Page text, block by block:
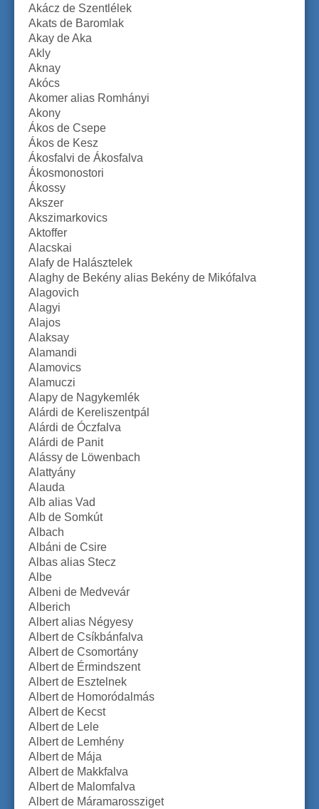
Akácz de Szentlélek
Akats de Baromlak
Akay de Aka
Akly
Aknay
Akócs
Akomer alias Romhányi
Akony
Ákos de Csepe
Ákos de Kesz
Ákosfalvi de Ákosfalva
Ákosmonostori
Ákossy
Akszer
Akszimarkovics
Aktoffer
Alacskai
Alafy de Halásztelek
Alaghy de Bekény alias Bekény de Mikófalva
Alagovich
Alagyi
Alajos
Alaksay
Alamandi
Alamovics
Alamuczi
Alapy de Nagykemlék
Alárdi de Kereliszentpál
Alárdi de Óczfalva
Alárdi de Panit
Alássy de Löwenbach
Alattyány
Alauda
Alb alias Vad
Alb de Somkút
Albach
Albáni de Csire
Albas alias Stecz
Albe
Albeni de Medvevár
Alberich
Albert alias Négyesy
Albert de Csíkbánfalva
Albert de Csomortány
Albert de Érmindszent
Albert de Esztelnek
Albert de Homoródalmás
Albert de Kecst
Albert de Lele
Albert de Lemhény
Albert de Mája
Albert de Makkfalva
Albert de Malomfalva
Albert de Máramarossziget